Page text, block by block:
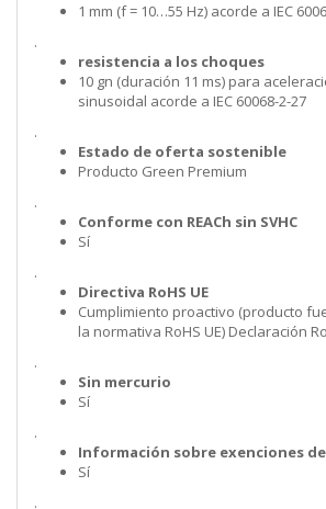
1 mm (f = 10…55 Hz) acorde a IEC
.
resistencia a los choques
10 gn (duración 11 ms) para
sinusoidal acorde a IEC 60068-2-27
.
Estado de oferta sostenible
Producto Green Premium
.
Conforme con REACh sin SVHC
Sí
.
Directiva RoHS UE
Cumplimiento proactivo (producto
la normativa RoHS UE) Declaración
.
Sin mercurio
Sí
.
Información sobre exenciones de
Sí
.